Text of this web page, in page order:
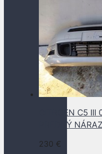
CITROEN C5 III
PREDNÝ
230 €